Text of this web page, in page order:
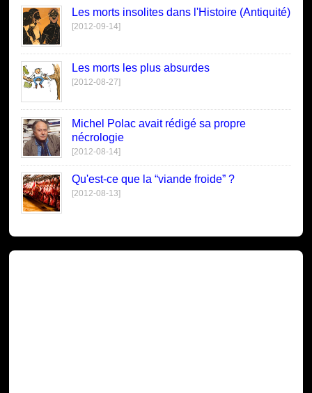
Les morts insolites dans l'Histoire (Antiquité)
[2012-09-14]
Les morts les plus absurdes
[2012-08-27]
Michel Polac avait rédigé sa propre
nécrologie
[2012-08-14]
Qu'est-ce que la “viande froide” ?
[2012-08-13]